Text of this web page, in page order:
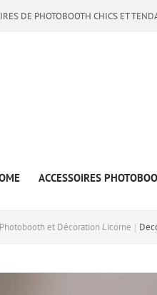
DE PHOTOBOOTH CHICS ET
ACCESSOIRES
Photobooth et Décoration Licorne